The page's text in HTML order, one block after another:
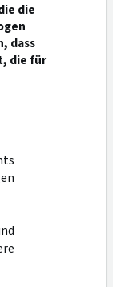
die
dass
die für